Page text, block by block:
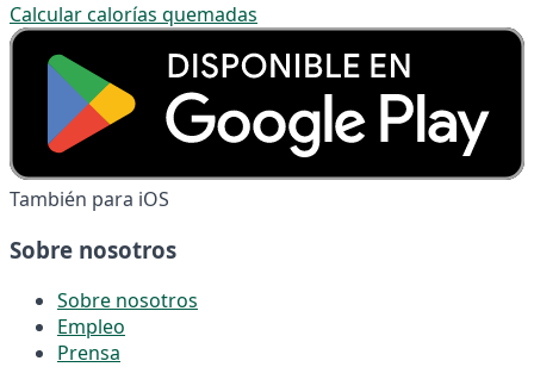
Calcular calorías quemadas
También para iOS
Sobre nosotros
Sobre nosotros
Empleo
Prensa